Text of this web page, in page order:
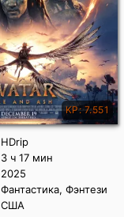
HDrip
3 ч 17 мин
2025
Фантастика, Фэнтези
США